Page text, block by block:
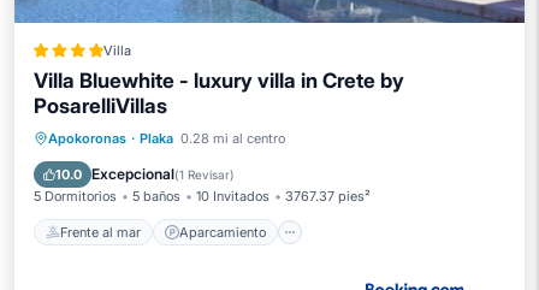
Villa
Villa Bluewhite - luxury villa in Crete by
PosarelliVillas
Apokoronas · Plaka 0.28 mi al centro
10.0 Excepcional(1 Revisar)
5 Dormitorios 5 baños 10 Invitados 3767.37 pies²
Frente al mar Aparcamiento
Frente al mar Aparcamiento
Vista al mar